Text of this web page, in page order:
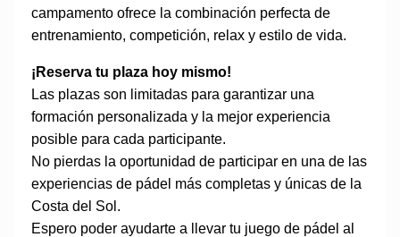
campamento ofrece la combinación perfecta de
entrenamiento, competición, relax y estilo de vida.
¡Reserva tu plaza hoy mismo!
Las plazas son limitadas para garantizar una
formación personalizada y la mejor experiencia
posible para cada participante.
No pierdas la oportunidad de participar en una de las
experiencias de pádel más completas y únicas de la
Costa del Sol.
Espero poder ayudarte a llevar tu juego de pádel al